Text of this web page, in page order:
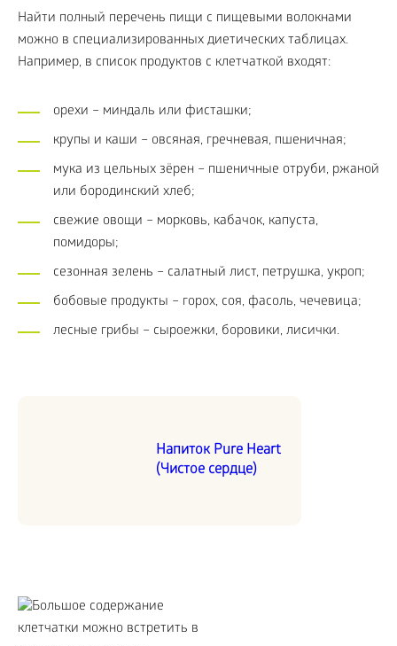
Найти полный перечень пищи с пищевыми волокнами
можно в специализированных диетических таблицах.
Например, в список продуктов с клетчаткой входят:
орехи – миндаль или фисташки;
крупы и каши – овсяная, гречневая, пшеничная;
мука из цельных зёрен – пшеничные отруби, ржаной
или бородинский хлеб;
свежие овощи – морковь, кабачок, капуста,
помидоры;
сезонная зелень – салатный лист, петрушка, укроп;
бобовые продукты – горох, соя, фасоль, чечевица;
лесные грибы – сыроежки, боровики, лисички.
Напиток Pure Heart
(Чистое сердце)